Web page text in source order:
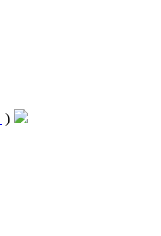
)